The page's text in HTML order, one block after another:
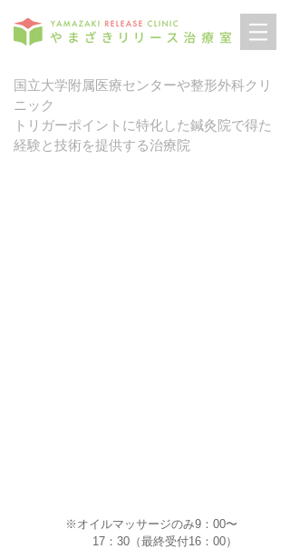
国立大学附属医療センターや整形外科クリ
ニック
トリガーポイントに特化した鍼灸院で得た
経験と技術を提供する治療院
※オイルマッサージのみ9：00〜
17：30（最終受付16：00）